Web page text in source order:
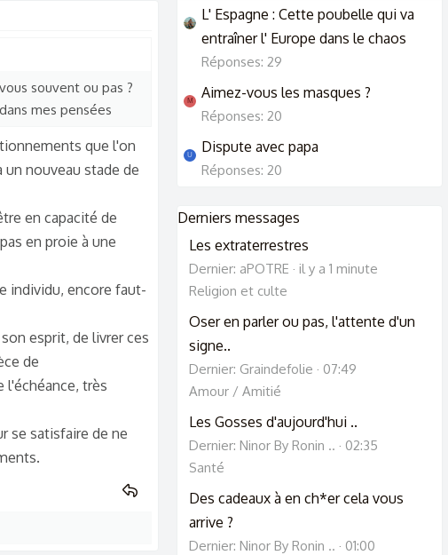
souvent ou pas ?
mes pensées
que l'on
nouveau stade de
en capacité de
en proie à une
individu, encore faut-
esprit, de livrer ces
de
l'échéance, très
se satisfaire de ne
L' Espagne : Cette poubelle qui va
entraîner l' Europe dans le chaos
Réponses: 29
M Aimez-vous les masques ?
Réponses: 20
U Dispute avec papa
Réponses: 20
Derniers messages
Les extraterrestres
Dernier: aPOTRE
il y a 1 minute
Religion et culte
Oser en parler ou pas, l'attente d'un
signe..
Dernier: Graindefolie
07:49
Amour / Amitié
Les Gosses d'aujourd'hui ..
Dernier: Ninor By Ronin ..
02:35
Santé
Des cadeaux à en ch*er cela vous
arrive ?
Dernier: Ninor By Ronin ..
01:00